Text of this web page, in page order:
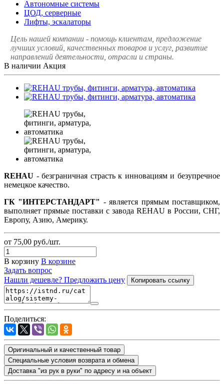
Автономные системы
ЦОД, серверные
Лифты, эскалаторы
Цель нашей компании - помощь клиентам, предложение
лучших условий, качественных товаров и услуг, развитие
направлений деятельности, отрасли и страны.
В наличии Акция
REHAU - безграничная страсть к инновациям и безупречное
немецкое качество.
ГК "ИНТЕРСТАНДАРТ" - является прямым поставщиком,
выполняет прямые поставки с завода REHAU в России, СНГ,
Европу, Азию, Америку.
от 75,00 руб./шт.
В корзину В корзине
Задать вопрос
Нашли дешевле? Предложить цену
Копировать ссылку
Поделиться:
Оригинальный и качественный товар
Специальные условия возврата и обмена
Доставка "из рук в руки" по адресу и на объект